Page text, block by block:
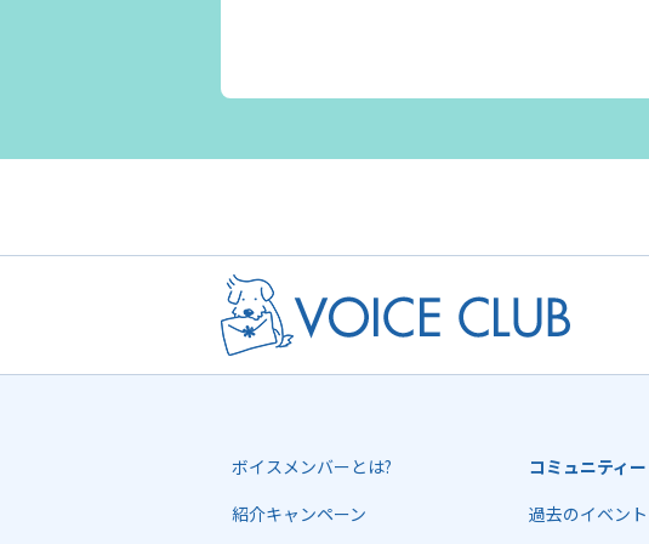
ボイスメンバーとは?
紹介キャンペーン
コミュニティー
過去のイベント